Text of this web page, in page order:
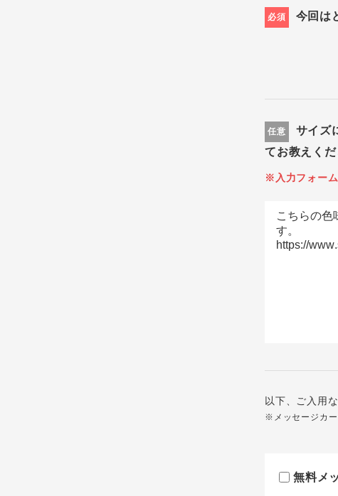
必須 今回は
任意
サイズ
てお教えくだ
※入力フォー
以下、ご入用
※メッセージカー
無料メ